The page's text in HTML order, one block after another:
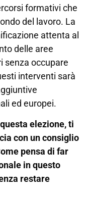
formativi che
del lavoro. La
attenta al
delle aree
senza occupare
interventi sarà
ed europei.
elezione, ti
con un consiglio
pensa di far
in questo
restare